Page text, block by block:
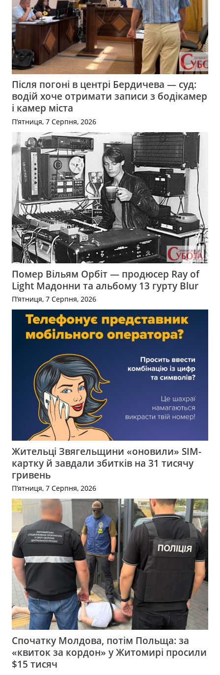
Після погоні в центрі Бердичева — суд:
водій хоче отримати записи з бодікамер
і камер міста
П’ятниця, 7 Серпня, 2026
Помер Вільям Орбіт — продюсер Ray of
Light Мадонни та альбому 13 гурту Blur
П’ятниця, 7 Серпня, 2026
Жительці Звягельщини «оновили» SIM-
картку й завдали збитків на 31 тисячу
гривень
П’ятниця, 7 Серпня, 2026
Спочатку Молдова, потім Польща: за
«квиток за кордон» у Житомирі просили
$15 тисяч